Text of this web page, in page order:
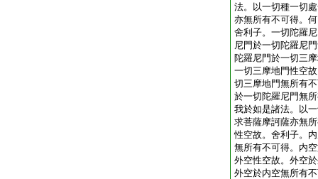
法。以一切種一切
亦無所有不可得。
舍利子。一切陀羅
尼門於一切陀羅尼
陀羅尼門於一切三
一切三摩地門性空
切三摩地門無所有
於一切陀羅尼門無
我於如是諸法。以
求菩薩摩訶薩亦無
性空故。舍利子。
無所有不可得。内
外空性空故。外空
外空於内空無所有